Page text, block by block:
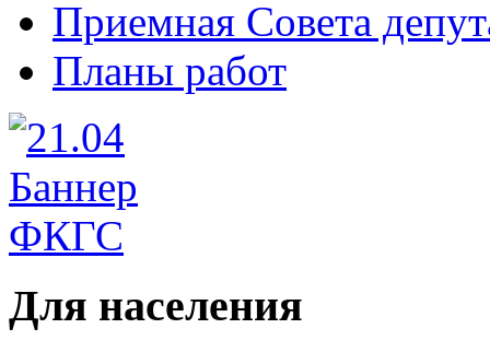
Приемная Совета
Планы работ
Для населения